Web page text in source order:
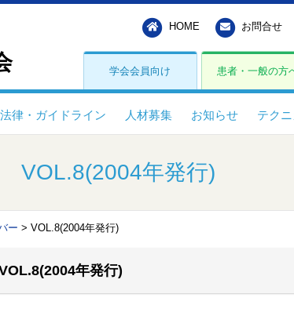
HOME お問合せ
学会会員向け 患者・一般の方
法律・ガイドライン 人材募集 お知らせ テク
VOL.8(2004年発行)
ー > VOL.8(2004年発行)
年発行)